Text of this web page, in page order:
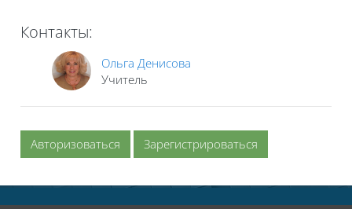
Контакты:
Ольга Денисова
Учитель
Авторизоваться Зарегистрироваться